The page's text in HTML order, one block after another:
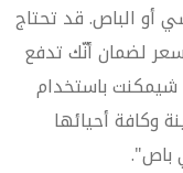
أو الباص. قد تحتاج
لضمان أنّك تدفع
شيمكنت باستخدام
وكافة أحيائها
باص".